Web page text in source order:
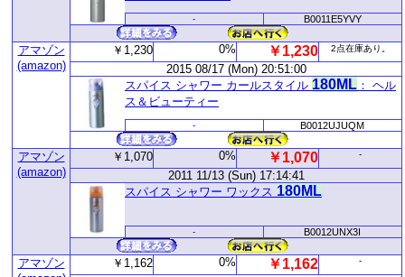
- B0011E5YVY
アマゾン
(amazon)
￥1,230 0% ￥1,230 2点在庫あり。
2015 08/17 (Mon) 20:51:00
スパイス シャワー カールスタイル 180ML ： ヘル
ス＆ビューティー
- B0012UJUQM
アマゾン
(amazon)
￥1,070 0% ￥1,070 -
2011 11/13 (Sun) 17:14:41
スパイス シャワー ワックス 180ML
- B0012UNX3I
アマゾン
￥1,162 0% ￥1,162 -